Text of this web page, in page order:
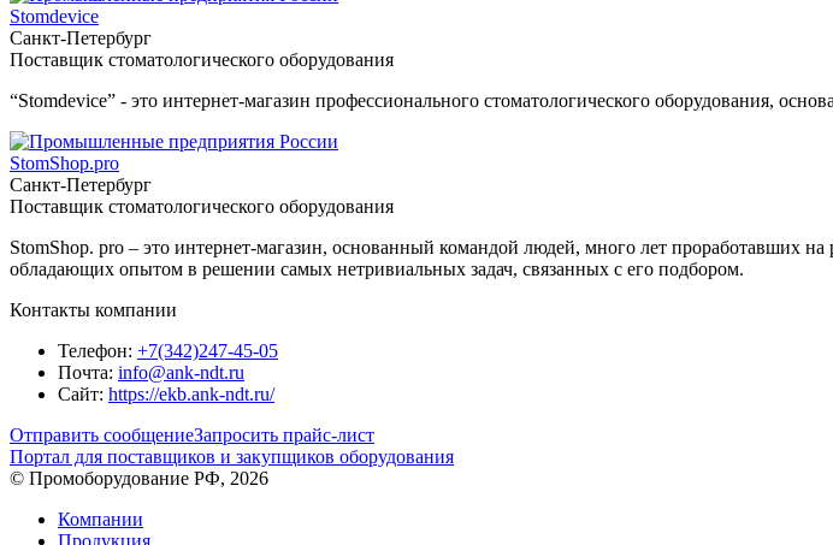
Stomdevice
Санкт-Петербург
Поставщик стоматологического оборудования
“Stomdevice” - это интернет-магазин профессионального стоматологического оборудования,
StomShop.pro
Санкт-Петербург
Поставщик стоматологического оборудования
StomShop. pro – это интернет-магазин, основанный командой людей, много лет проработавших
обладающих опытом в решении самых нетривиальных задач, связанных с его подбором.
Контакты компании
Телефон: +7(342)247-45-05
Почта: info@ank-ndt.ru
Сайт: https://ekb.ank-ndt.ru/
Отправить сообщениеЗапросить прайс-лист
Портал для поставщиков и закупщиков оборудования
© Промоборудование РФ, 2026
Компании